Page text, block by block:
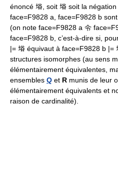
énoncé 﨏, soit 﨏 soit la
face=F9828 a, face=F9828 b
(on note face=F9828 a 令
face=F9828 b, c’est-à-dire si,
|= 﨏 équivaut à face=F9828 b |=
structures isomorphes (au sens
élémentairement équivalentes,
ensembles Q et R munis de leur
élémentairement équivalents et
raison de cardinalité).